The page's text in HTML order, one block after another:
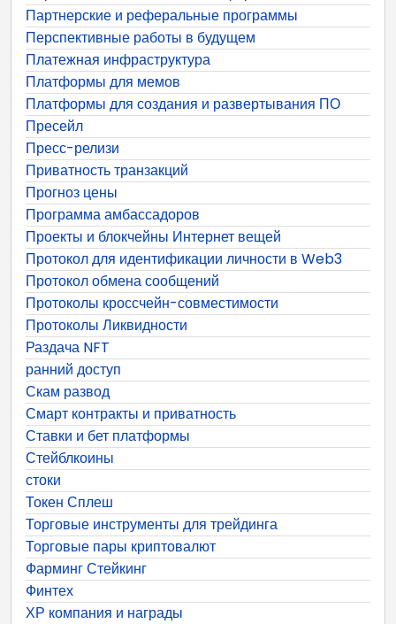
Партнерские и реферальные программы
Перспективные работы в будущем
Платежная инфраструктура
Платформы для мемов
Платформы для создания и развертывания ПО
Пресейл
Пресс-релизи
Приватность транзакций
Прогноз цены
Программа амбассадоров
Проекты и блокчейны Интернет вещей
Протокол для идентификации личности в Web3
Протокол обмена сообщений
Протоколы кроссчейн-совместимости
Протоколы Ликвидности
Раздача NFT
ранний доступ
Скам развод
Смарт контракты и приватность
Ставки и бет платформы
Стейблкоины
стоки
Токен Сплеш
Торговые инструменты для трейдинга
Торговые пары криптовалют
Фарминг Стейкинг
Финтех
ХР компания и награды